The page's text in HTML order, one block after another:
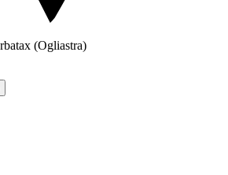
(Ogliastra)